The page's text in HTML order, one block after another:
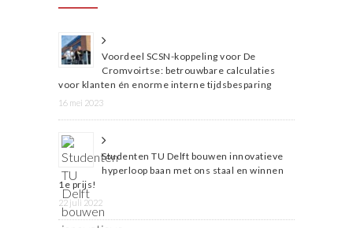
Voordeel SCSN-koppeling voor De
Cromvoirtse: betrouwbare calculaties
voor klanten én enorme interne tijdsbesparing
16 mei 2023
Studenten TU Delft bouwen innovatieve
hyperloop baan met ons staal en winnen
1e prijs!
22 juli 2022